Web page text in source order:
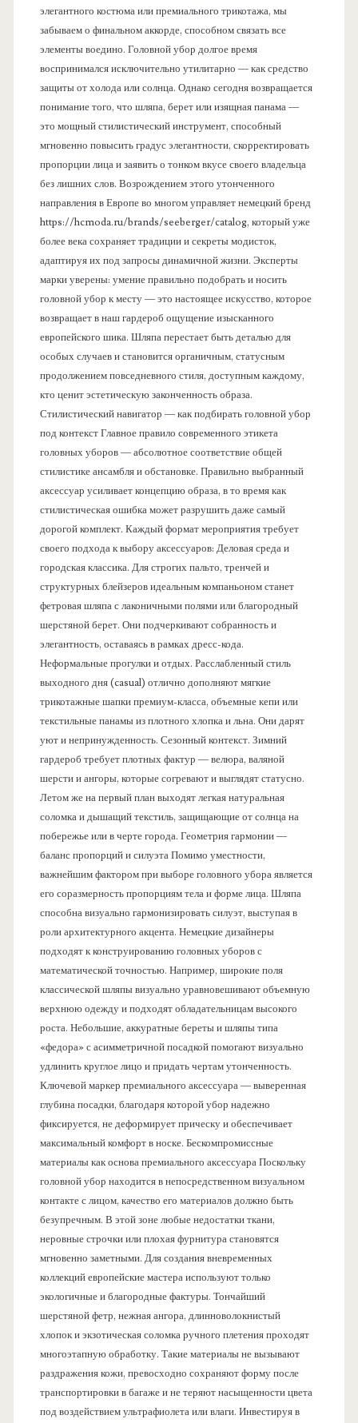
элегантного костюма или премиального трикотажа, мы
забываем о финальном аккорде, способном связать все
элементы воедино. Головной убор долгое время
воспринимался исключительно утилитарно — как средство
защиты от холода или солнца. Однако сегодня возвращается
понимание того, что шляпа, берет или изящная панама —
это мощный стилистический инструмент, способный
мгновенно повысить градус элегантности, скорректировать
пропорции лица и заявить о тонком вкусе своего владельца
без лишних слов. Возрождением этого утонченного
направления в Европе во многом управляет немецкий бренд
https://hcmoda.ru/brands/seeberger/catalog, который уже
более века сохраняет традиции и секреты модисток,
адаптируя их под запросы динамичной жизни. Эксперты
марки уверены: умение правильно подобрать и носить
головной убор к месту — это настоящее искусство, которое
возвращает в наш гардероб ощущение изысканного
европейского шика. Шляпа перестает быть деталью для
особых случаев и становится органичным, статусным
продолжением повседневного стиля, доступным каждому,
кто ценит эстетическую законченность образа.
Стилистический навигатор — как подбирать головной убор
под контекст Главное правило современного этикета
головных уборов — абсолютное соответствие общей
стилистике ансамбля и обстановке. Правильно выбранный
аксессуар усиливает концепцию образа, в то время как
стилистическая ошибка может разрушить даже самый
дорогой комплект. Каждый формат мероприятия требует
своего подхода к выбору аксессуаров: Деловая среда и
городская классика. Для строгих пальто, тренчей и
структурных блейзеров идеальным компаньоном станет
фетровая шляпа с лаконичными полями или благородный
шерстяной берет. Они подчеркивают собранность и
элегантность, оставаясь в рамках дресс-кода.
Неформальные прогулки и отдых. Расслабленный стиль
выходного дня (casual) отлично дополняют мягкие
трикотажные шапки премиум-класса, объемные кепи или
текстильные панамы из плотного хлопка и льна. Они дарят
уют и непринужденность. Сезонный контекст. Зимний
гардероб требует плотных фактур — велюра, валяной
шерсти и ангоры, которые согревают и выглядят статусно.
Летом же на первый план выходят легкая натуральная
соломка и дышащий текстиль, защищающие от солнца на
побережье или в черте города. Геометрия гармонии —
баланс пропорций и силуэта Помимо уместности,
важнейшим фактором при выборе головного убора является
его соразмерность пропорциям тела и форме лица. Шляпа
способна визуально гармонизировать силуэт, выступая в
роли архитектурного акцента. Немецкие дизайнеры
подходят к конструированию головных уборов с
математической точностью. Например, широкие поля
классической шляпы визуально уравновешивают объемную
верхнюю одежду и подходят обладательницам высокого
роста. Небольшие, аккуратные береты и шляпы типа
«федора» с асимметричной посадкой помогают визуально
удлинить круглое лицо и придать чертам утонченность.
Ключевой маркер премиального аксессуара — выверенная
глубина посадки, благодаря которой убор надежно
фиксируется, не деформирует прическу и обеспечивает
максимальный комфорт в носке. Бескомпромиссные
материалы как основа премиального аксессуара Поскольку
головной убор находится в непосредственном визуальном
контакте с лицом, качество его материалов должно быть
безупречным. В этой зоне любые недостатки ткани,
неровные строчки или плохая фурнитура становятся
мгновенно заметными. Для создания вневременных
коллекций европейские мастера используют только
экологичные и благородные фактуры. Тончайший
шерстяной фетр, нежная ангора, длинноволокнистый
хлопок и экзотическая соломка ручного плетения проходят
многоэтапную обработку. Такие материалы не вызывают
раздражения кожи, превосходно сохраняют форму после
транспортировки в багаже и не теряют насыщенности цвета
под воздействием ультрафиолета или влаги. Инвестируя в